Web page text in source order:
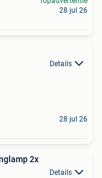
28 jul 26
Details
28 jul 26
2x
Details